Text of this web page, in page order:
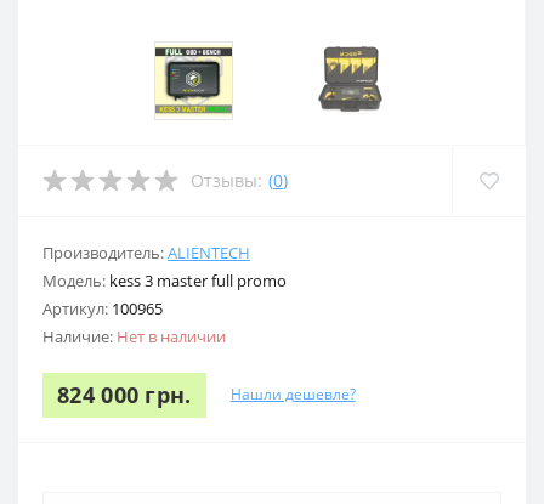
Отзывы: (0)
Производитель:ALIENTECH
Модель: kess 3 master full promo
Артикул: 100965
Наличие: Нет в наличии
824 000 грн. Нашли дешевле?